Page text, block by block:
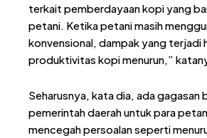
terkait pemberdayaan kopi yang
petani. Ketika petani masih
konvensional, dampak yang terjadi
produktivitas kopi menurun,”
Seharusnya, kata dia, ada gagasan
pemerintah daerah untuk para
mencegah persoalan seperti